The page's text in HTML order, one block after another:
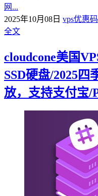
网...
2025年10月08日 vps优惠码
全文
cloudcone美国
SSD硬盘/2025四
放，支持支付宝/